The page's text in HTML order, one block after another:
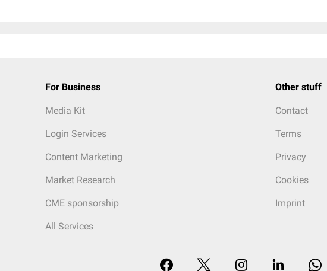
For Business
Media Kit
Login Services
Content Marketing
Market Research
CME sponsorship
All Services
Other stuff
Contact
Terms
Privacy
Cookies
Imprint